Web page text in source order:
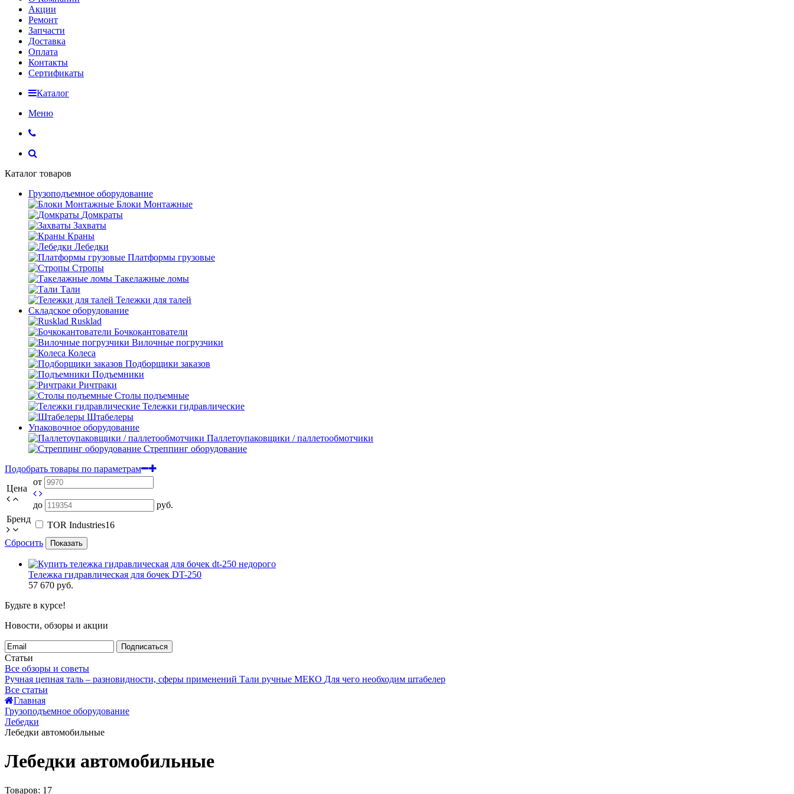
Акции
Ремонт
Запчасти
Доставка
Оплата
Контакты
Сертификаты
Каталог
Меню
Каталог товаров
Грузоподъемное оборудование
Блоки Монтажные
Домкраты
Захваты
Краны
Лебедки
Платформы грузовые
Стропы
Такелажные ломы
Тали
Тележки для талей
Складское оборудование
Rusklad
Бочкокантователи
Вилочные погрузчики
Колеса
Подборщики заказов
Подъемники
Ричтраки
Столы подъемные
Тележки гидравлические
Штабелеры
Упаковочное оборудование
Паллетоупаковщики / паллетообмотчики
Стреппинг оборудование
Подобрать товары по параметрам
Цена
от
до
руб.
Бренд
TOR Industries16
Сбросить
Показать
Тележка гидравлическая для бочек DT-250
57 670 руб.
Будьте в курсе!
Новости, обзоры и акции
Подписаться
Статьи
Все обзоры и советы
Ручная цепная таль – разновидности, сферы применений Тали ручные МЕКО Для чего необходим штабелер
Все статьи
Главная
Грузоподъемное оборудование
Лебедки
Лебедки автомобильные
Лебедки автомобильные
Товаров: 17